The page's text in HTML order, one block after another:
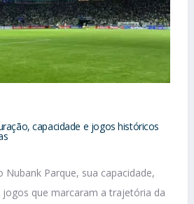
capacidade e jogos históricos
Nubank Parque, sua capacidade,
que marcaram a trajetória da